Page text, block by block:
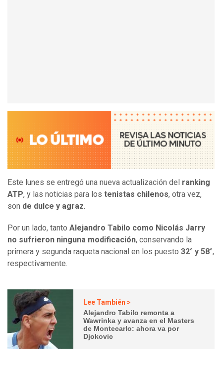
Este lunes se entregó una nueva actualización del ranking
ATP, y las noticias para los tenistas chilenos, otra vez,
son de dulce y agraz.
Por un lado, tanto Alejandro Tabilo como Nicolás Jarry
no sufrieron ninguna modificación, conservando la
primera y segunda raqueta nacional en los puesto 32° y 58°,
respectivamente.
Lee También >
Alejandro Tabilo remonta a
Wawrinka y avanza en el Masters
de Montecarlo: ahora va por
Djokovic